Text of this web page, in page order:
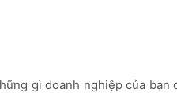
gì doanh nghiệp của bạn